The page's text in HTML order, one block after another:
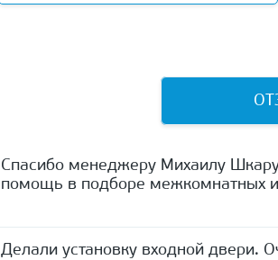
Спасибо менеджеру Михаилу
помощь в подборе межкомнатных и
Делали установку входной двери.